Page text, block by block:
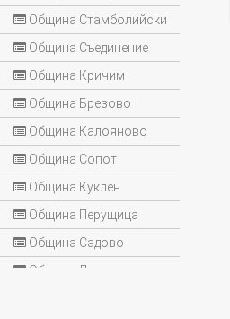
Община Стамболийски
Община Съединение
Община Кричим
Община Брезово
Община Калояново
Община Сопот
Община Куклен
Община Перущица
Община Садово
Община Лъки